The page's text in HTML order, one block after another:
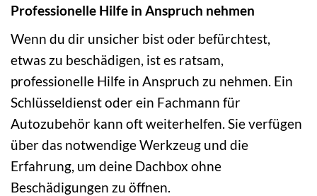
Professionelle Hilfe in Anspruch nehmen
Wenn du dir unsicher bist oder befürchtest,
etwas zu beschädigen, ist es ratsam,
professionelle Hilfe in Anspruch zu nehmen. Ein
Schlüsseldienst oder ein Fachmann für
Autozubehör kann oft weiterhelfen. Sie verfügen
über das notwendige Werkzeug und die
Erfahrung, um deine Dachbox ohne
Beschädigungen zu öffnen.